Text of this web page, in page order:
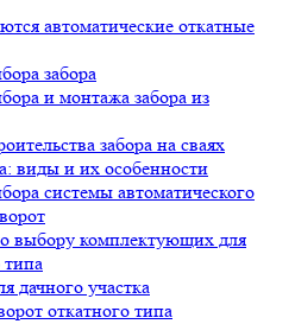
автоматические откатные
забора
и монтажа забора из
забора на сваях
виды и их особенности
системы автоматического
выбору комплектующих для
типа
дачного участка
откатного типа